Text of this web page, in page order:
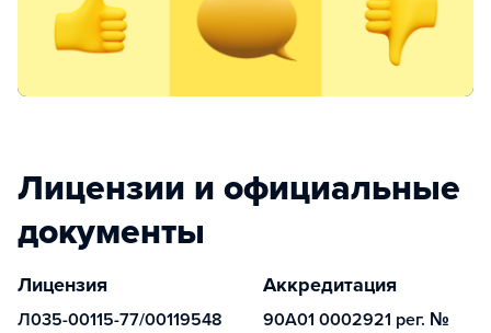
Лицензии и официальные
документы
Лицензия
Л035-00115-77/00119548
Аккредитация
90А01 0002921 рег. №